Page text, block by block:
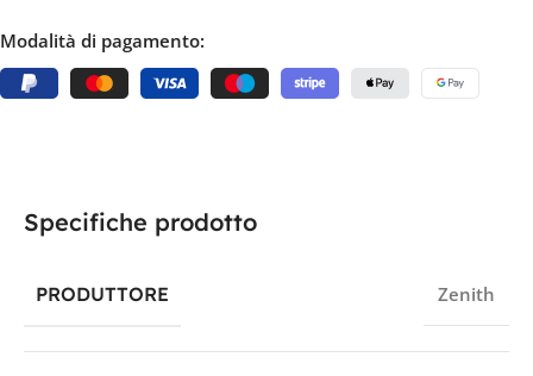
Modalità di pagamento:
Specifiche prodotto
PRODUTTORE Zenith